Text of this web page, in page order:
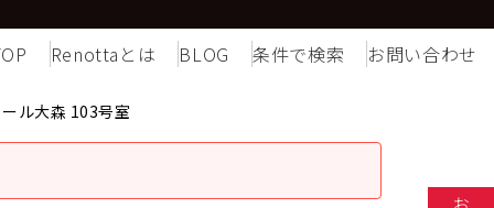
Renottaとは BLOG 条件で検索 お問い合わせ
ル大森 103号室